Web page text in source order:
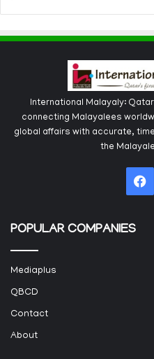
International Malayaly:
connecting Malayalees
global affairs with accurate,
the
POPULAR COMPANIES
Mediaplus
QBCD
Contact
About